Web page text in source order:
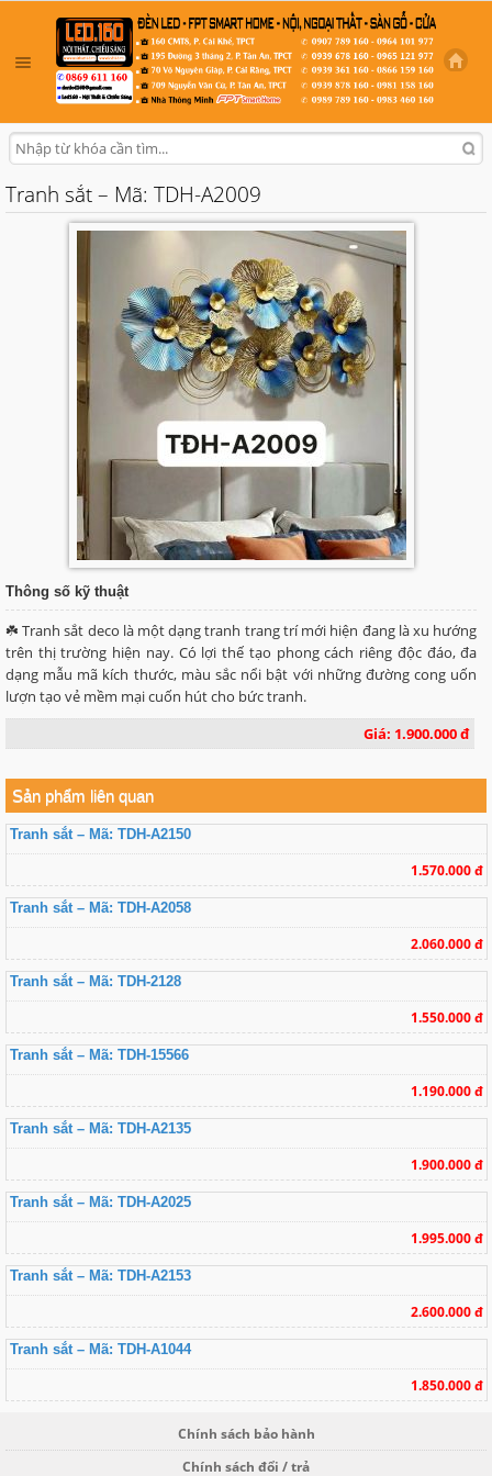
Tranh sắt – Mã: TDH-A2009
Thông số kỹ thuật
☘️ Tranh sắt deco là một dạng tranh trang trí mới hiện đang là xu hướng
trên thị trường hiện nay. Có lợi thế tạo phong cách riêng độc đáo, đa
dạng mẫu mã kích thước, màu sắc nổi bật với những đường cong uốn
lượn tạo vẻ mềm mại cuốn hút cho bức tranh.
Giá: 1.900.000 đ
Sản phẩm liên quan
Tranh sắt – Mã: TDH-A2150
1.570.000 đ
Tranh sắt – Mã: TDH-A2058
2.060.000 đ
Tranh sắt – Mã: TDH-2128
1.550.000 đ
Tranh sắt – Mã: TDH-15566
1.190.000 đ
Tranh sắt – Mã: TDH-A2135
1.900.000 đ
Tranh sắt – Mã: TDH-A2025
1.995.000 đ
Tranh sắt – Mã: TDH-A2153
2.600.000 đ
Tranh sắt – Mã: TDH-A1044
1.850.000 đ
Chính sách bảo hành
Chính sách đổi / trả